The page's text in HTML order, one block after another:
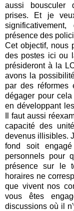
aussi bousculer
prises. Et je
présence des
Cet objectif, nous
des postes ici ou
présideront à la
avons la
par des réformes
dégager pour
en développant
Il faut aussi
capacité des
devenus illisibles.
fond soit
personnels pour
présence sur le
horaires ne
que vivent nos
vous êtes
discussions où il